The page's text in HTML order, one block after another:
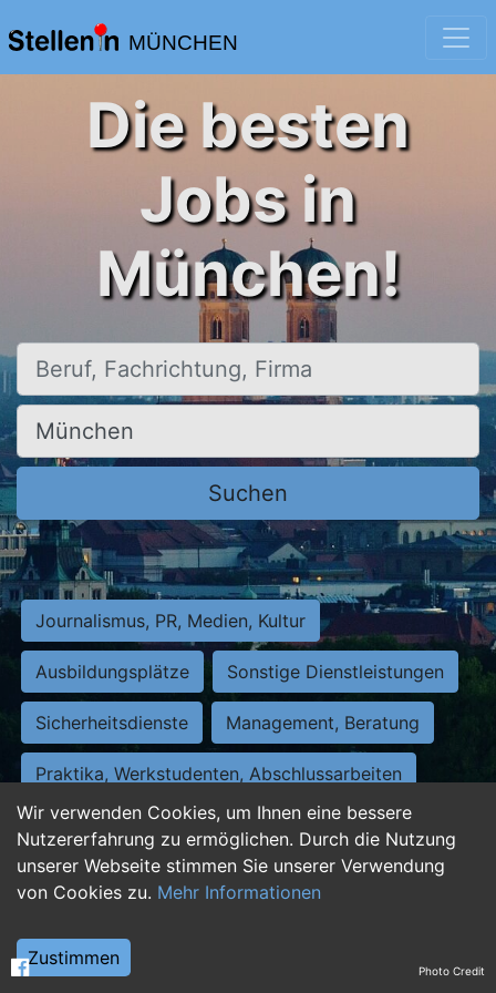
MÜNCHEN
Wir verwenden Cookies, um Ihnen eine bessere
Nutzererfahrung zu ermöglichen. Durch die Nutzung
unserer Webseite stimmen Sie unserer Verwendung
von Cookies zu. Mehr Informationen
Zustimmen
Die besten
Jobs in
München!
Beruf, Fachrichtung, Firma
Ort, Stadt
Suchen
Journalismus, PR, Medien, Kultur
Ausbildungsplätze Sonstige Dienstleistungen
Sicherheitsdienste Management, Beratung
Praktika, Werkstudenten, Abschlussarbeiten
Personalwesen Assistenz, Sekretariat
Hilfskräfte, Aushilfs- und Nebenjobs
Weiterbildung, Studium, duale Ausbildung Photo Credit